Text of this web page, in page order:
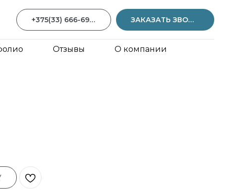
+375(33) 666-69-59 ЗАКАЗАТЬ ЗВОНОК
Отзывы
О компании